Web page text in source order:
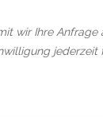
wir Ihre Anfrage